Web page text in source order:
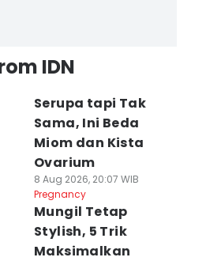
IDN
Serupa tapi Tak
Sama, Ini Beda
Miom dan Kista
Ovarium
8 Aug 2026, 20:07 WIB
Pregnancy
Mungil Tetap
Stylish, 5 Trik
Maksimalkan